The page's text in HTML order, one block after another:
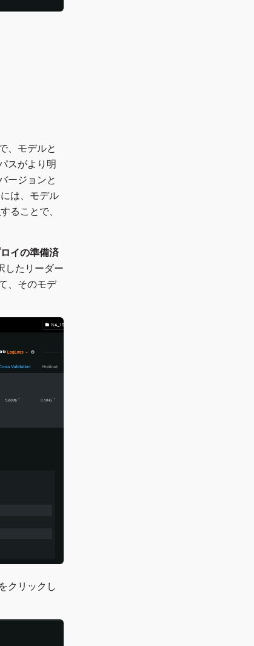
、モデルと
スがより明
ージョンと
は、モデル
することで、
イの準備済
したリーダー
、そのモデ
をクリックし